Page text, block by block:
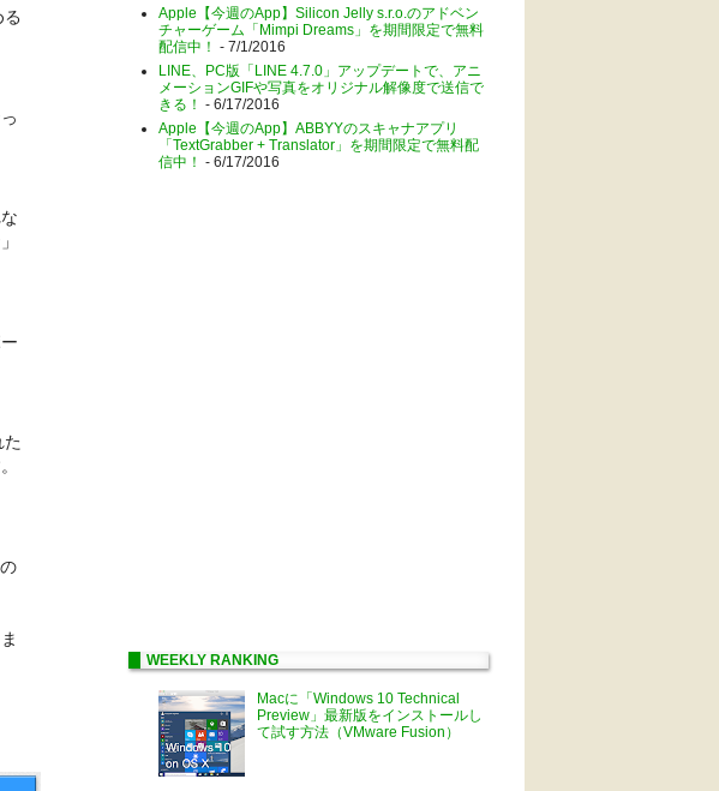
た
Apple【今週のApp】Silicon Jelly s.r.o.のアドベン
チャーゲーム「Mimpi Dreams」を期間限定で無料
配信中！ - 7/1/2016
LINE、PC版「LINE 4.7.0」アップデートで、アニ
メーションGIFや写真をオリジナル解像度で送信で
きる！ - 6/17/2016
Apple【今週のApp】ABBYYのスキャナアプリ
「TextGrabber + Translator」を期間限定で無料配
信中！ - 6/17/2016
WEEKLY RANKING
Macに「Windows 10 Technical
Preview」最新版をインストールし
て試す方法（VMware Fusion）